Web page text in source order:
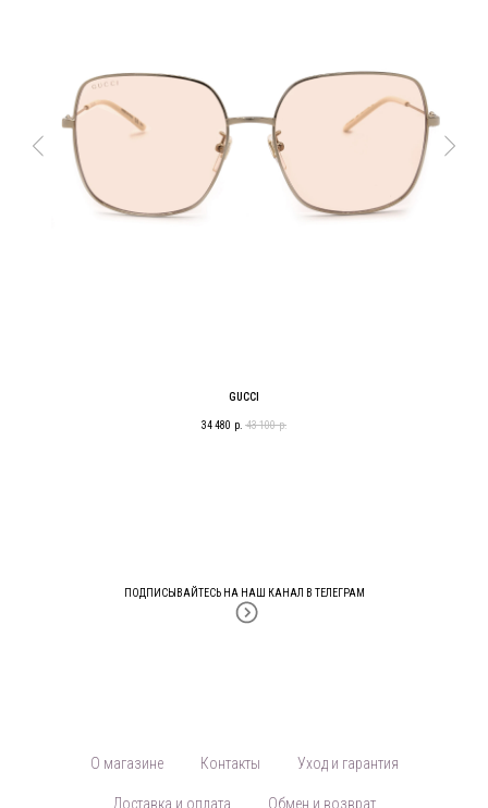
GUCCI
34 480 р. 43 100 р.
ПОДПИСЫВАЙТЕСЬ НА НАШ КАНАЛ В ТЕЛЕГРАМ
О магазине Контакты Уход и гарантия
Доставка и оплата Обмен и возврат